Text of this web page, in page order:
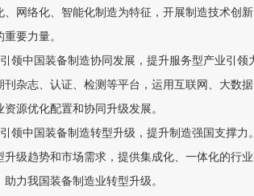
、网络化、智能化制造为特征，开展制造技术创
要力量。
领中国装备制造协同发展，提升服务型产业引
刊杂志、认证、检测等平台，运用互联网、大数
资源优化配置和协同升级发展。
领中国装备制造转型升级，提升制造强国支撑
升级趋势和市场需求，提供集成化、一体化的行
助力我国装备制造业转型升级。